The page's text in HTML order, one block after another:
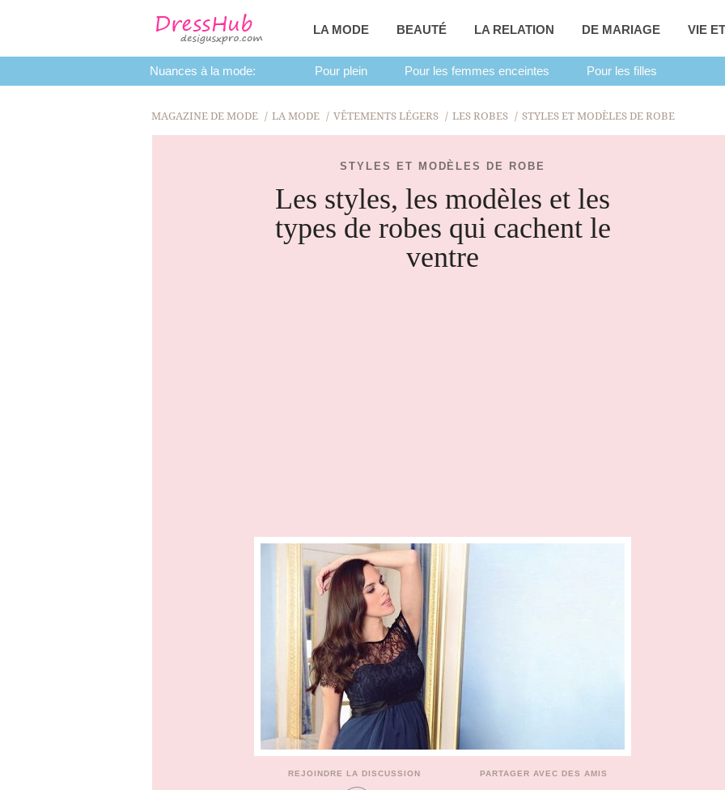
LA MODE BEAUTÉ LA RELATION DE MARIAGE VIE
Nuances à la mode: Pour plein Pour les femmes enceintes Pour les filles
MAGAZINE DE MODE LA MODE VÊTEMENTS LÉGERS LES ROBES STYLES ET MODÈLES DE ROBE
STYLES ET MODÈLES DE ROBE
Les styles, les modèles et les
types de robes qui cachent le
ventre
REJOINDRE LA DISCUSSION PARTAGER AVEC DES AMIS